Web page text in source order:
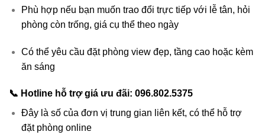
Phù hợp nếu bạn muốn trao đổi trực tiếp với lễ tân, hỏi
phòng còn trống, giá cụ thể theo ngày
Có thể yêu cầu đặt phòng view đẹp, tầng cao hoặc kèm
ăn sáng
📞 Hotline hỗ trợ giá ưu đãi: 096.802.5375
Đây là số của đơn vị trung gian liên kết, có thể hỗ trợ
đặt phòng online